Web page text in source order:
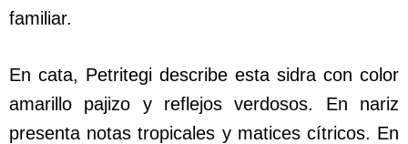
familiar.
En cata, Petritegi describe esta sidra con color
amarillo pajizo y reflejos verdosos. En nariz
presenta notas tropicales y matices cítricos. En